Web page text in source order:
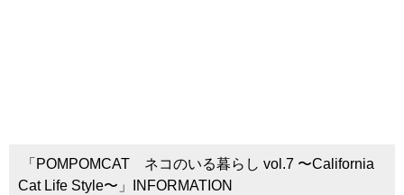
「POMPOMCAT ネコのいる暮らし vol.7 〜California
Cat Life Style〜」INFORMATION